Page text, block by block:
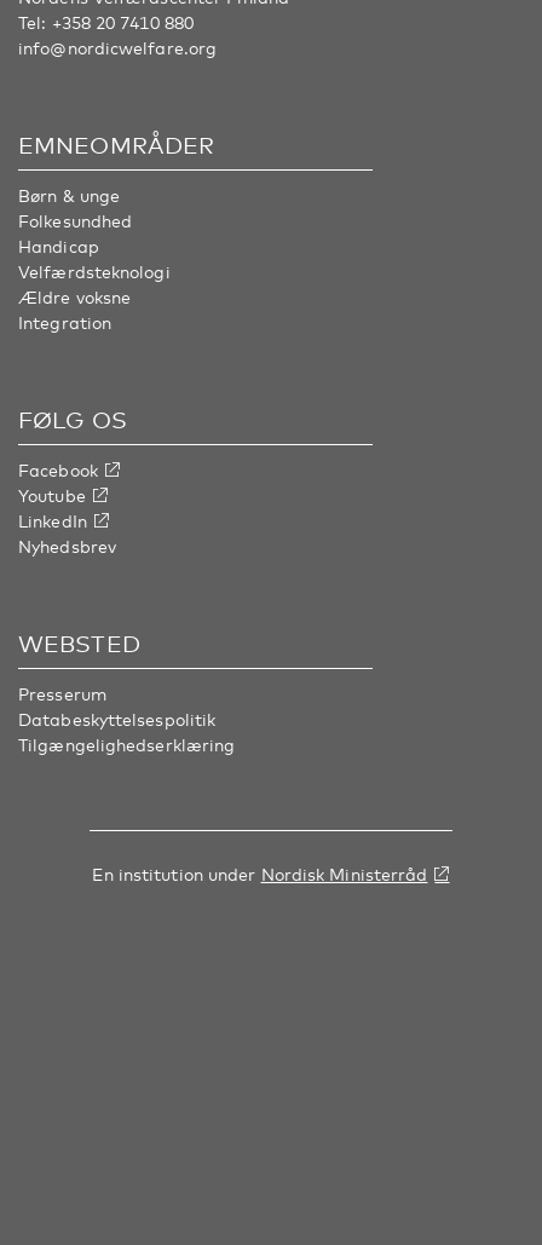
Tel: +358 20 7410 880
info@nordicwelfare.org
EMNEOMRÅDER
Børn & unge
Folkesundhed
Handicap
Velfærdsteknologi
Ældre voksne
Integration
FØLG OS
Facebook
Youtube
LinkedIn
Nyhedsbrev
WEBSTED
Presserum
Databeskyttelsespolitik
Tilgængelighedserklæring
En institution under Nordisk Ministerråd